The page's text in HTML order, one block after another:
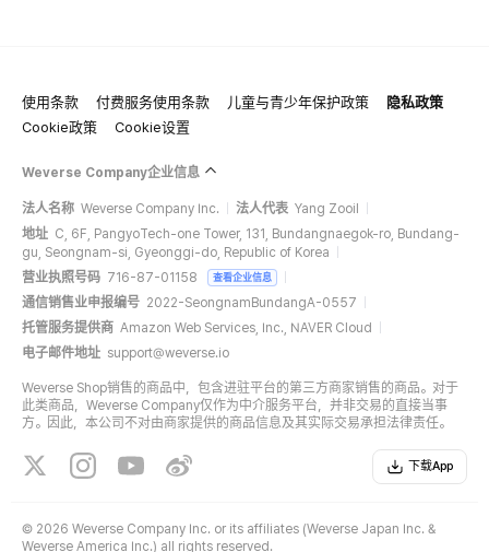
使用条款 付费服务使用条款 儿童与青少年保护政策
隐私政策
Cookie政策
Cookie设置
Weverse Company企业信息
法人名称 Weverse Company Inc. 法人代表 Yang Zooil
地址 C, 6F, PangyoTech-one Tower, 131, Bundangnaegok-ro, Bundang-
gu, Seongnam-si, Gyeonggi-do, Republic of Korea
营业执照号码 716-87-01158 查看企业信息
通信销售业申报编号 2022-SeongnamBundangA-0557
托管服务提供商 Amazon Web Services, Inc., NAVER Cloud
电子邮件地址 support@weverse.io
Weverse Shop销售的商品中，包含进驻平台的第三方商家销售的商品。对于
此类商品，Weverse Company仅作为中介服务平台，并非交易的直接当事
方。因此，本公司不对由商家提供的商品信息及其实际交易承担法律责任。
下载App
© 2026 Weverse Company Inc. or its affiliates (Weverse Japan Inc. &
Weverse America Inc.) all rights reserved.